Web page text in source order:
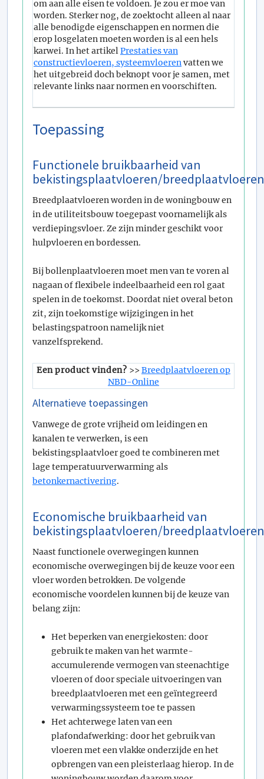
om aan alle eisen te voldoen. Je zou er moe van
worden. Sterker nog, de zoektocht alleen al naar
alle benodigde eigenschappen en normen die
erop losgelaten moeten worden is al een hels
karwei. In het artikelPrestaties van
constructievloeren, systeemvloerenvatten we
het uitgebreid doch beknopt voor je samen, met
relevante links naar normen en voorschiften.
Toepassing
Functionele bruikbaarheid van
bekistingsplaatvloeren/breedplaatvloeren
Breedplaatvloeren worden in de woningbouw en
in de utiliteitsbouw toegepast voornamelijk als
verdiepingsvloer. Ze zijn minder geschikt voor
hulpvloeren en bordessen.
Bij bollenplaatvloeren moet men van te voren al
nagaan of flexibele indeelbaarheid een rol gaat
spelen in de toekomst. Doordat niet overal beton
zit, zijn toekomstige wijzigingen in het
belastingspatroon namelijk niet
vanzelfsprekend.
Een product vinden? >>Breedplaatvloeren op
NBD-Online
Alternatieve toepassingen
Vanwege de grote vrijheid om leidingen en
kanalen te verwerken, is een
bekistingsplaatvloer goed te combineren met
lage temperatuurverwarming als
betonkernactivering.
Economische bruikbaarheid van
bekistingsplaatvloeren/breedplaatvloeren
Naast functionele overwegingen kunnen
economische overwegingen bij de keuze voor een
vloer worden betrokken. De volgende
economische voordelen kunnen bij de keuze van
belang zijn:
Het beperken van energiekosten: door
gebruik te maken van het warmte-
accumulerende vermogen van steenachtige
vloeren of door speciale uitvoeringen van
breedplaatvloeren met een geïntegreerd
verwarmingssysteem toe te passen
Het achterwege laten van een
plafondafwerking: door het gebruik van
vloeren met een vlakke onderzijde en het
opbrengen van een pleisterlaag hierop. In de